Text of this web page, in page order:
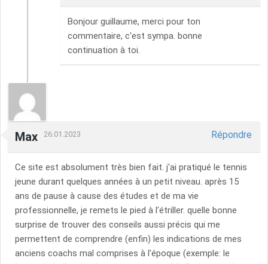
Bonjour guillaume, merci pour ton
commentaire, c'est sympa. bonne
continuation à toi.
Max 26.01.2023 Répondre
Ce site est absolument très bien fait. j'ai pratiqué le tennis
jeune durant quelques années à un petit niveau. après 15
ans de pause à cause des études et de ma vie
professionnelle, je remets le pied à l'étriller. quelle bonne
surprise de trouver des conseils aussi précis qui me
permettent de comprendre (enfin) les indications de mes
anciens coachs mal comprises à l'époque (exemple: le